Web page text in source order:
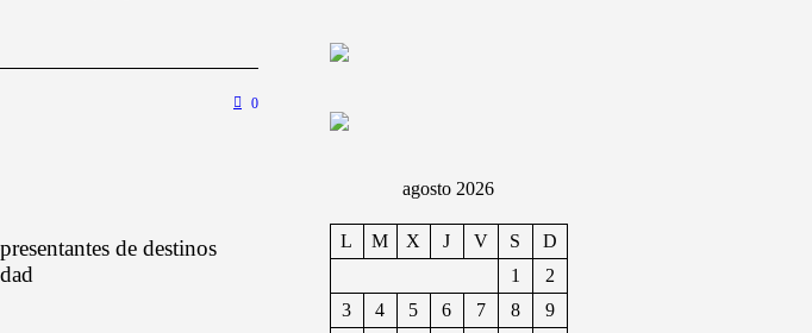
0
de destinos
agosto 2026
L M X J V S
D
1
2
3
4 5 6 7 8
9